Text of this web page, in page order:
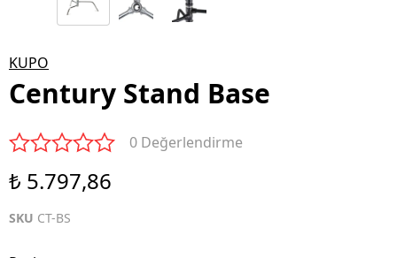
KUPO
Century Stand Base
0 Değerlendirme
₺ 5.797,86
SKU CT-BS